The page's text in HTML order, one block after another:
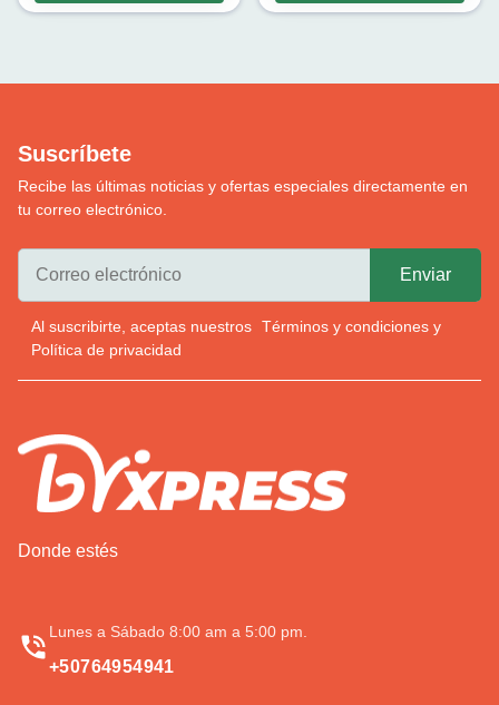
Suscríbete
Recibe las últimas noticias y ofertas especiales directamente en
tu correo electrónico.
Al suscribirte, aceptas nuestros Términos y condiciones y
Política de privacidad
Donde estés
Lunes a Sábado 8:00 am a 5:00 pm.
+50764954941